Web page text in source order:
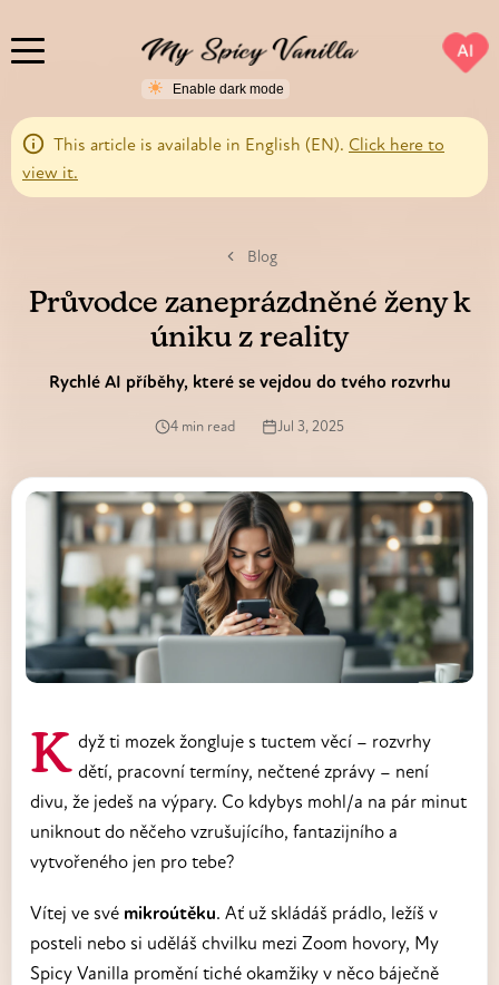
AI
This article is available in English (EN). Click here to
view it.
Blog
Průvodce zaneprázdněné ženy k
úniku z reality
Rychlé AI příběhy, které se vejdou do tvého rozvrhu
4 min read Jul 3, 2025
Když ti mozek žongluje s tuctem věcí – rozvrhy dětí, pracovní termíny, nečtené zprávy – není
divu, že jedeš na výpary. Co kdybys mohl/a na pár minut
uniknout do něčeho vzrušujícího, fantazijního a
vytvořeného jen pro tebe?
Vítej ve své mikroútěku. Ať už skládáš prádlo, ležíš v
posteli nebo si uděláš chvilku mezi Zoom hovory, My
Spicy Vanilla promění tiché okamžiky v něco báječně